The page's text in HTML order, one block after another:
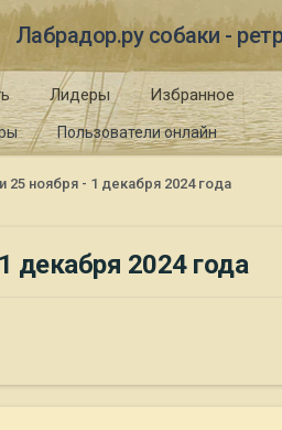
Лабрадор.ру собаки -
Пользователи онлайн
Лидеры Избранное
25 ноября - 1 декабря 2024 года
декабря 2024 года